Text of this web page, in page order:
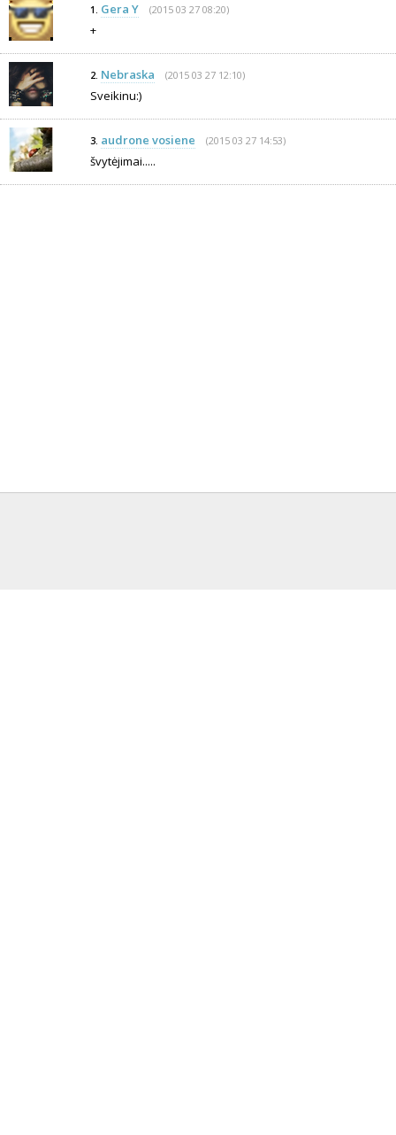
1. Gera Y (2015 03 27 08:20)
+
2. Nebraska (2015 03 27 12:10)
Sveikinu:)
3. audrone vosiene (2015 03 27 14:53)
švytėjimai.....